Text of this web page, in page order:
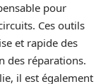
pour
Ces outils
et rapide des
des réparations.
il est également